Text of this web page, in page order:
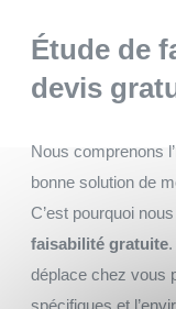
Étude de
devis
Nous comprenons
bonne solution de
C’est pourquoi
faisabilité gratuite
déplace chez vous
spécifiques et